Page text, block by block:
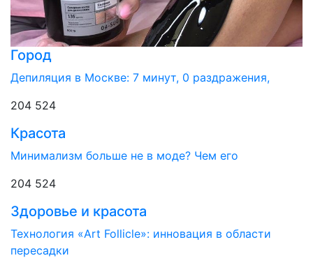
Город
Депиляция в Москве: 7 минут, 0 раздражения,
204 524
Красота
Минимализм больше не в моде? Чем его
204 524
Здоровье и красота
Технология «Art Follicle»: инновация в области
пересадки